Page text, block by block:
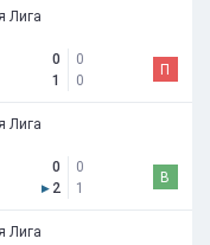
Лига
0
1
0
0
П
Лига
0
▸ 2
0
1
В
Лига